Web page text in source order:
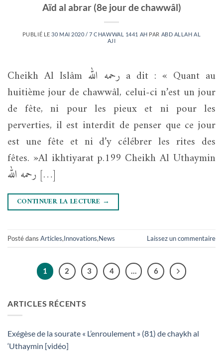
Aïd al abrar (8e jour de chawwâl)
PUBLIÉ LE30 MAI 2020 / 7 CHAWWAL 1441 AH PAR ABD ALLAH AL
AJI
Cheikh Al Islâm رحمه الله a dit : « Quant au
huitième jour de chawwâl, celui-ci n’est un jour
de fête, ni pour les pieux et ni pour les
perverties, il est interdit de penser que ce jour
est une fête et ni d’y célébrer les rites des
fêtes. »Al ikhtiyarat p.199 Cheikh Al Uthaymin
رحمه الله […]
CONTINUER LA LECTURE →
Posté dans Articles,Innovations,News Laissez un commentaire
1 2 3 4 … 6
ARTICLES RÉCENTS
Exégèse de la sourate « L’enroulement » (81) de chaykh al
‘Uthaymin [vidéo]